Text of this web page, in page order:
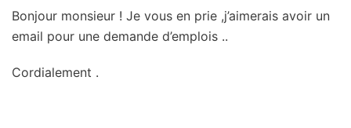
Bonjour monsieur ! Je vous en prie ,j’aimerais avoir un
email pour une demande d’emplois ..
Cordialement .